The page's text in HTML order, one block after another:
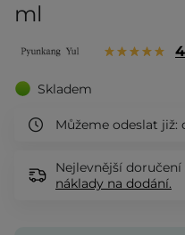
ml
Skladem
Můžeme odeslat již:
Nejlevnější doručení
náklady na dodání.